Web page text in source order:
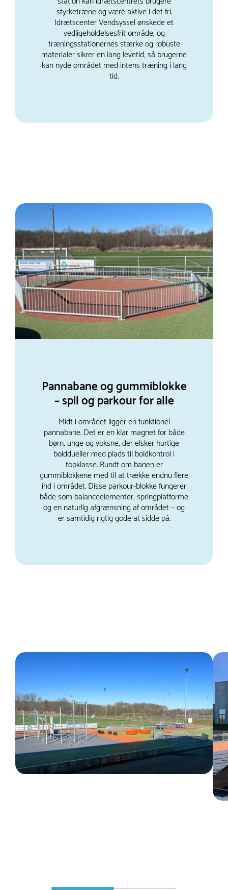
styrketræne og være aktive i det fri.
Idrætscenter Vendsyssel ønskede et
vedligeholdelsesfrit område, og
træningsstationernes stærke og robuste
materialer sikrer en lang levetid, så brugerne
kan nyde området med intens træning i lang
tid.
Pannabane og gummiblokke
– spil og parkour for alle
Midt i området ligger en funktionel
pannabane. Det er en klar magnet for både
børn, unge og voksne, der elsker hurtige
bolddueller med plads til boldkontrol i
topklasse. Rundt om banen er
gummiblokkene med til at trække endnu flere
ind i området. Disse parkour-blokke fungerer
både som balanceelementer, springplatforme
og en naturlig afgrænsning af området – og
er samtidig rigtig gode at sidde på.